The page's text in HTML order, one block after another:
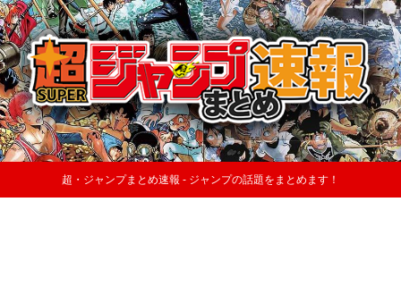
超・ジャンプまとめ速報 - ジャンプの話題をまとめます！